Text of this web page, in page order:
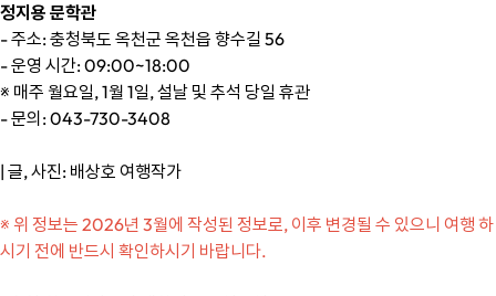
정지용 문학관
- 주소: 충청북도 옥천군 옥천읍 향수길 56
- 운영 시간: 09:00~18:00
※ 매주 월요일, 1월 1일, 설날 및 추석 당일 휴관
- 문의: 043-730-3408
| 글, 사진: 배상호 여행작가
※ 위 정보는 2026년 3월에 작성된 정보로, 이후 변경될 수 있으니 여행 하
시기 전에 반드시 확인하시기 바랍니다.